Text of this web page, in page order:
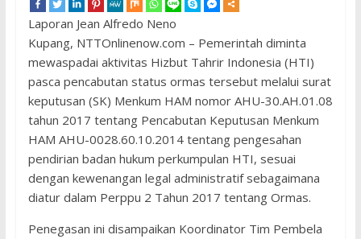
Laporan Jean Alfredo Neno
Kupang, NTTOnlinenow.com – Pemerintah diminta
mewaspadai aktivitas Hizbut Tahrir Indonesia (HTI)
pasca pencabutan status ormas tersebut melalui surat
keputusan (SK) Menkum HAM nomor AHU-30.AH.01.08
tahun 2017 tentang Pencabutan Keputusan Menkum
HAM AHU-0028.60.10.2014 tentang pengesahan
pendirian badan hukum perkumpulan HTI, sesuai
dengan kewenangan legal administratif sebagaimana
diatur dalam Perppu 2 Tahun 2017 tentang Ormas.
Penegasan ini disampaikan Koordinator Tim Pembela